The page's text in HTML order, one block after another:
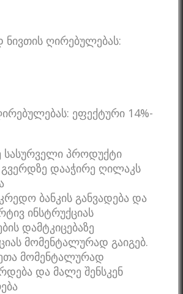
ღირებულებას:
ეფექტური 14%-
სასურველი პროდუქტი
გვერდზე დააჭირე ღილაკს
ბანკის განვადება და
ინსტრუქციას
დამტკიცებაზე
მომენტალურად გაიგებ.
მომენტალურად
და მალე შენსკენ